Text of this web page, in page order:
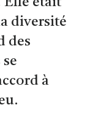
diversité
des
à